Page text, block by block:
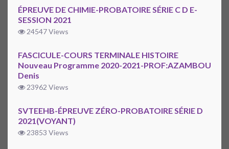
ÉPREUVE DE CHIMIE-PROBATOIRE SÉRIE C D E-
SESSION 2021
24547 Views
FASCICULE-COURS TERMINALE HISTOIRE
Nouveau Programme 2020-2021-PROF:AZAMBOU
Denis
23962 Views
SVTEEHB-ÉPREUVE ZÉRO-PROBATOIRE SÉRIE D
2021(VOYANT)
23853 Views